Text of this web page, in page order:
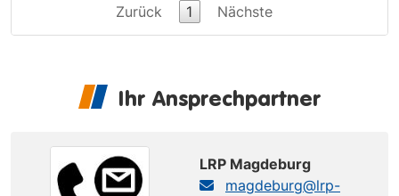
Zurück 1 Nächste
Ihr Ansprechpartner
LRP Magdeburg
magdeburg@lrp-